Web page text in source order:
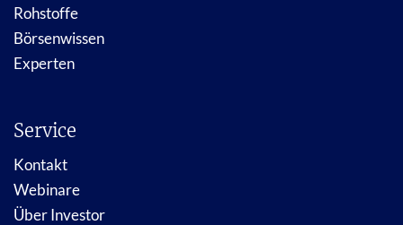
Rohstoffe
Börsenwissen
Experten
Service
Kontakt
Webinare
Über Investor